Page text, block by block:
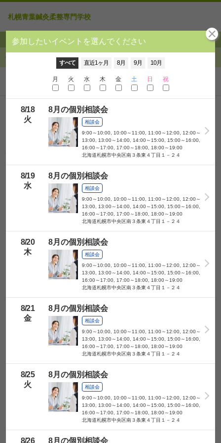
札幌青葉鍼灸柔整専門学校
個別相談お申込みフォーム
イベント選択に戻る
予約するイベントを追加する
お名前
男性 女性 回答しない
卒業予定年
メールアドレス
希望する個別相談
の形式をお選びく
確認画面へ
以下は任意項目です
参加したいイベントを選んでください
すべて 直近1ヶ月 8月 9月 10月
月 火 水 木 金 土 日 祝
8/18
火
8月の個別相談会
相談会
9:00～10:00, 10:00～11:00, 11:00～12:00, 12:00～
13:00, 13:00～14:00, 14:00～15:00, 15:00～16:00,
16:00～17:00, 17:00～18:00, 18:00～19:00
北海道札幌市中央区南３条東４丁目１－２４
8/19
水
8月の個別相談会
相談会
9:00～10:00, 10:00～11:00, 11:00～12:00, 12:00～
13:00, 13:00～14:00, 14:00～15:00, 15:00～16:00,
16:00～17:00, 17:00～18:00, 18:00～19:00
北海道札幌市中央区南３条東４丁目１－２４
8/20
木
8月の個別相談会
相談会
9:00～10:00, 10:00～11:00, 11:00～12:00, 12:00～
13:00, 13:00～14:00, 14:00～15:00, 15:00～16:00,
16:00～17:00, 17:00～18:00, 18:00～19:00
北海道札幌市中央区南３条東４丁目１－２４
8/21
金
8月の個別相談会
相談会
9:00～10:00, 10:00～11:00, 11:00～12:00, 12:00～
13:00, 13:00～14:00, 14:00～15:00, 15:00～16:00,
16:00～17:00, 17:00～18:00, 18:00～19:00
北海道札幌市中央区南３条東４丁目１－２４
8/25
火
8月の個別相談会
相談会
9:00～10:00, 10:00～11:00, 11:00～12:00, 12:00～
13:00, 13:00～14:00, 14:00～15:00, 15:00～16:00,
16:00～17:00, 17:00～18:00, 18:00～19:00
北海道札幌市中央区南３条東４丁目１－２４
8/26 8月の個別相談会
開催時間を選んでください
イベント選択に戻る